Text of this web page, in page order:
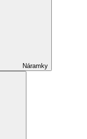
Náramky